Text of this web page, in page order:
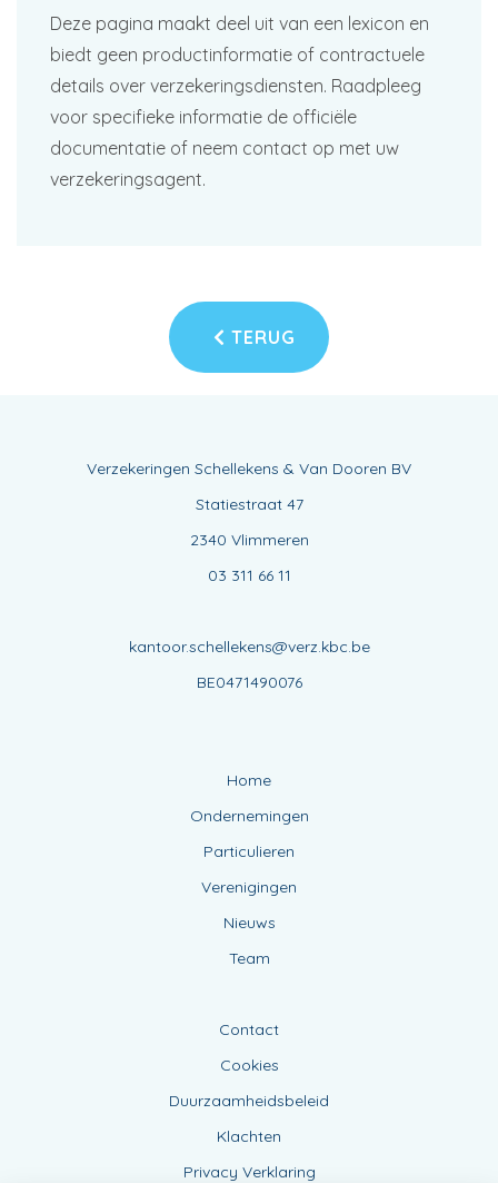
Deze pagina maakt deel uit van een lexicon en
biedt geen productinformatie of contractuele
details over verzekeringsdiensten. Raadpleeg
voor specifieke informatie de officiële
documentatie of neem contact op met uw
verzekeringsagent.
TERUG
Verzekeringen Schellekens & Van Dooren BV
Statiestraat 47
2340 Vlimmeren
03 311 66 11
kantoor.schellekens@verz.kbc.be
BE0471490076
Home
Ondernemingen
Particulieren
Verenigingen
Nieuws
Team
Contact
Cookies
Duurzaamheidsbeleid
Klachten
Privacy Verklaring